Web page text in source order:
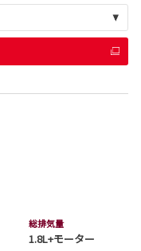
総排気量
1.8L+モーター